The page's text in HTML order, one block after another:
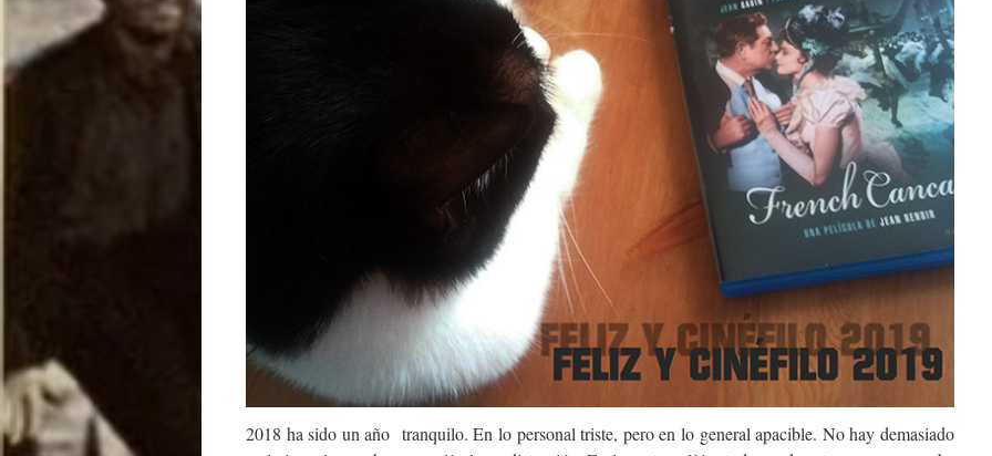
2018 ha sido un año tranquilo. En lo personal triste, pero en lo general apacible. No hay demasiado